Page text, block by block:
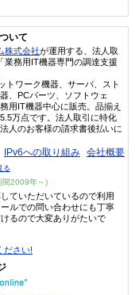
いて
株式会社が運用する、法人取
業務用IT機器専門の調達支援
トワーク機器、サーバ、スト
、PCパーツ、ソフトウェ
用IT機器中心に販売。品揃え
万点です。法人取引に特化
人のお客様の請求書後払いに
IPv6への取り組み 会社概要
る
間2009年～)
ていただいているので利用
ルでの問い合わせにも丁寧
るので大変ありがたいで
ださい!